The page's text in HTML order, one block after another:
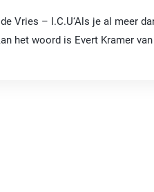
Vries – I.C.U‘Als je al meer
het woord is Evert Kramer